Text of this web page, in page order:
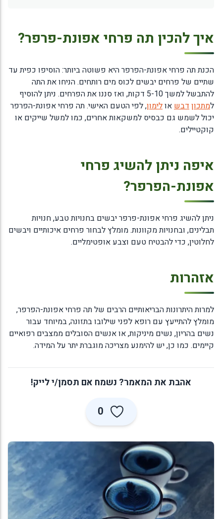
איך להכין תה פרחי אפונת-פרפר?
הכנת תה פרחי אפונת-הפרפר היא פשוטה ביותר: הוסיפו כפית עד
שתיים של פרחים יבשים לכוס מים רותחים. הניחו את התה
להתבשל למשך 5-10 דקות, ואז סננו את הפרחים. ניתן להוסיף
למתכוןדבשאולימון, לפי הטעם האישי. תה פרחי אפונת-הפרפר
יכול לשמש גם כבסיס למשקאות אחרים, כמו למשל שייקים או
קוקטיילים.
איפה ניתן להשיג פרחי
אפונת-הפרפר?
ניתן להשיג פרחי אפונת-פרפר יבשים בחנויות טבע, חנויות
תבלינים, ובחנויות מקוונות. מומלץ לבחור פרחים איכותיים ויבשים
לחלוטין, כדי להבטיח טעם וצבע אופטימליים.
אזהרות
למרות היתרונות הבריאותיים הרבים של תה פרחי אפונת-הפרפר,
מומלץ להתייעץ עם רופא לפני שילובו בתזונה, במיוחד עבור
נשים בהריון, נשים מיניקות, או אנשים הסובלים ממצבים רפואיים
קיימים. כמו כן, יש להימנע מצריכה מוגברת יתר על המידה.
אהבת את המאמר? נשמח אם תסמן/י לייק!
0